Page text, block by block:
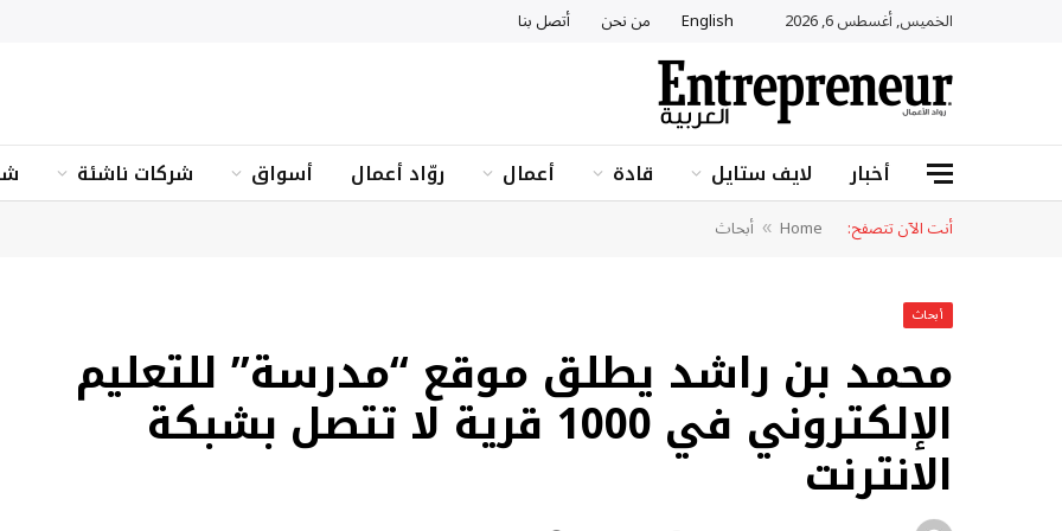
الخميس, أغسطس 6, 2026 English من نحن أتصل بنا
أخبار لايف ستايل قادة أعمال روّاد أعمال أسواق شركات ناشئة
أنت الآن تتصفح: Home
» أبحاث
أبحاث
محمد بن راشد يطلق موقع “مدرسة” للتعليم
الإلكتروني في 1000 قرية لا تتصل بشبكة
الانترنت